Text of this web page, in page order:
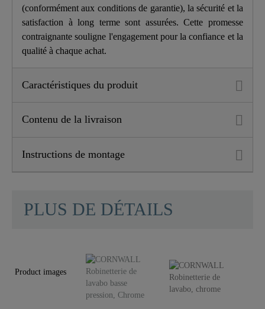
(conformément aux conditions de garantie), la sécurité et la
satisfaction à long terme sont assurées. Cette promesse
contraignante souligne l'engagement pour la confiance et la
qualité à chaque achat.
Caractéristiques du produit
Contenu de la livraison
Instructions de montage
PLUS DE DÉTAILS
Product images